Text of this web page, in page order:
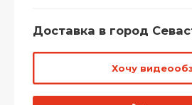
Доставка в город
Хочу